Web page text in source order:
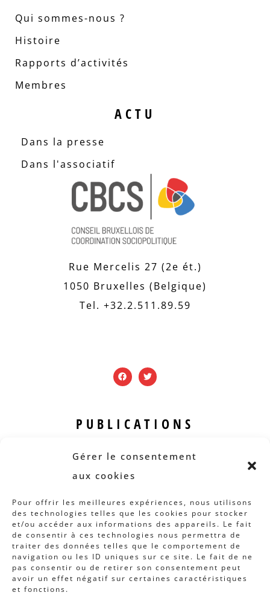
Gérer le consentement
aux cookies
Pour offrir les meilleures expériences, nous utilisons
des technologies telles que les cookies pour stocker
et/ou accéder aux informations des appareils. Le fait
de consentir à ces technologies nous permettra de
traiter des données telles que le comportement de
navigation ou les ID uniques sur ce site. Le fait de ne
pas consentir ou de retirer son consentement peut
avoir un effet négatif sur certaines caractéristiques
et fonctions.
Qui sommes-nous ?
Histoire
Rapports d’activités
Membres
ACTU
Dans la presse
Dans l'associatif
Rue Mercelis 27 (2e ét.)
1050 Bruxelles (Belgique)
Tel. +32.2.511.89.59
PUBLICATIONS
Revue B.I.S.
Rapports et analyses
Articles
AUTRES INFOS
Actions
Concertation
Archives